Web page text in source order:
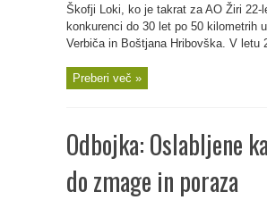
Škofji Loki, ko je takrat za AO Žiri 22-
konkurenci do 30 let po 50 kilometrih
Verbiča in Boštjana Hribovška. V letu
Preberi več »
Odbojka: Oslabljene
do zmage in poraza